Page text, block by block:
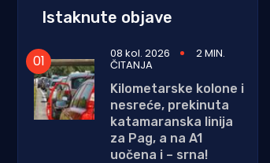
Istaknute objave
08 kol. 2026 2 MIN.
ČITANJA
Kilometarske kolone i
nesreće, prekinuta
katamaranska linija
za Pag, a na A1
uočena i – srna!